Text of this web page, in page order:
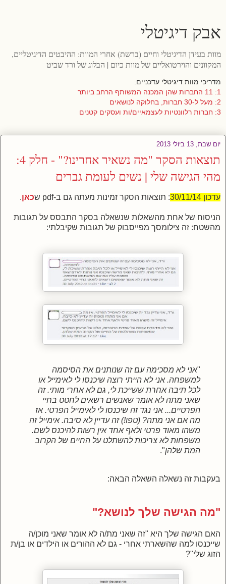
אבק דיגיטלי
מוות בעידן הדיגיטלי וחיים (ברשת) אחרי המוות: ההיבטים הדיגיטליים,
המקוונים והוירטואליים של מוות כיום | הבלוג של ורד שביט
מדריכי מוות דיגיטלי עדכניים:
1: 11 החברות שהן המכנה המשותף הרחב ביותר
2: מעל ל-30 חברות, בחלוקה לנושאים
3: חברות רלוונטיות לעצמאיים/ות ועסקים קטנים
יום שבת, 13 ביולי 2013
תוצאות הסקר "מה נשאיר אחרינו?" - חלק 4:
מהי הגישה שלי | נשים לעומת גברים
עדכון 30/11/14 : תוצאות הסקר זמינות מעתה גם ב-pdf ש כאן.
הניסוח של אחת מהשאלות שנשאלה בסקר התבסס על תגובות
מהשטח: זה צילומסך מפייסבוק של תגובות שקיבלתי:
"אני לא מסכימה עם זה שנותנים את הסיסמה
למשפחה. אני לא הייתי רוצה שיכנסו לי לאימייל או
לכל תיבה אחרת ששייכת לי, גם לא אחרי מותי. זה
שאני מתה לא אומר שאנשים רשאים לחטט בחיי
הפרטיים... אני נגד זה שיכנסו לי לאימייל הפרטי. אז
מה אם אני מתה? (טפו!) זה עדיין לא סיבה. אימייל זה
משהו מאוד פרטי ולאף אחד אין רשות להיכנס לשם.
משפחות לא צריכות להשתלט על החיים של הקרוב
המת שלהן".
בעקבות זה נשאלה השאלה הבאה:
"מה הגישה שלך לנושא?"
האם הגישה שלך היא "זה שאני מת/ה לא אומר שאני מוכן/ה
שייכנסו למה שהשארתי אחרי - גם לא ההורים או הילדים או בן/ת
הזוג שלי"?